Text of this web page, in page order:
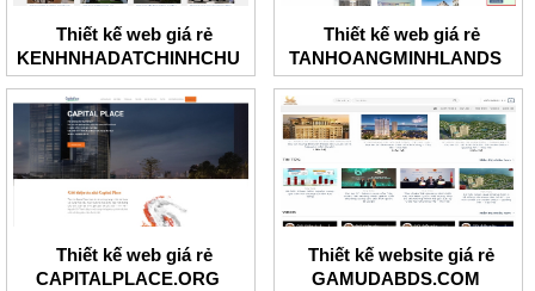
Thiết kế web giá rẻ
KENHNHADATCHINHCHU
Thiết kế web giá rẻ
TANHOANGMINHLANDS
Thiết kế web giá rẻ
CAPITALPLACE.ORG
Thiết kế website giá rẻ
GAMUDABDS.COM